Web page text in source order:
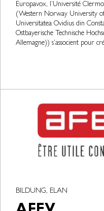
Europavox, l’Université
(Western Norway University
Universitatea Ovidius din
Ostbayerische Technische
Allemagne)) s’associent pour
BILDUNG, ELAN